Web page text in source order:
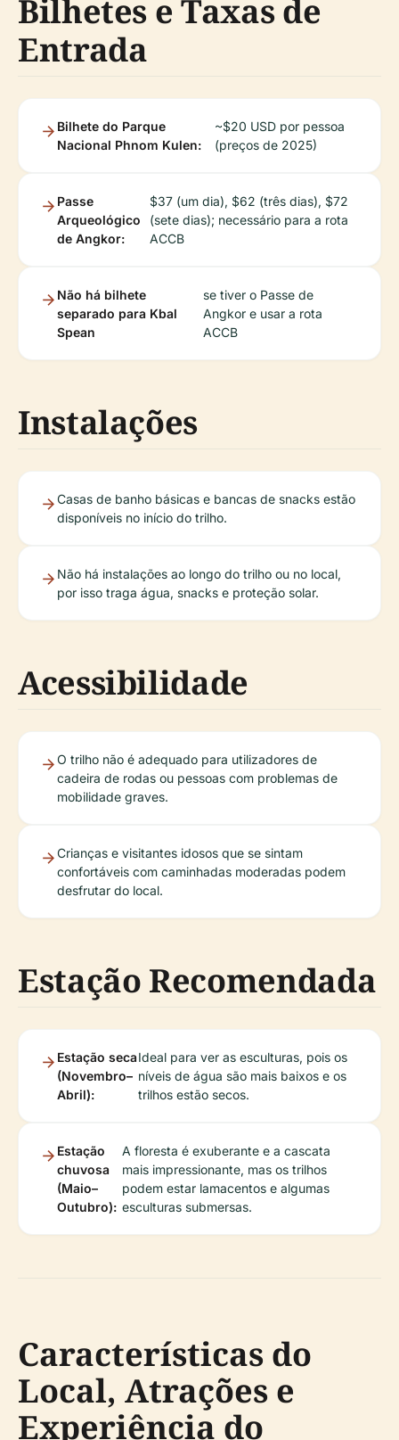
Bilhetes e Taxas de
Entrada
Bilhete do Parque
Nacional Phnom Kulen:
~$20 USD por pessoa
(preços de 2025)
Passe
Arqueológico
de Angkor:
$37 (um dia), $62 (três dias), $72
(sete dias); necessário para a rota
ACCB
Não há bilhete
separado para Kbal
Spean
se tiver o Passe de
Angkor e usar a rota
ACCB
Instalações
Casas de banho básicas e bancas de snacks estão
disponíveis no início do trilho.
Não há instalações ao longo do trilho ou no local,
por isso traga água, snacks e proteção solar.
Acessibilidade
O trilho não é adequado para utilizadores de
cadeira de rodas ou pessoas com problemas de
mobilidade graves.
Crianças e visitantes idosos que se sintam
confortáveis com caminhadas moderadas podem
desfrutar do local.
Estação Recomendada
Estação seca
(Novembro–
Abril):
Ideal para ver as esculturas, pois os
níveis de água são mais baixos e os
trilhos estão secos.
Estação
chuvosa
(Maio–
Outubro):
A floresta é exuberante e a cascata
mais impressionante, mas os trilhos
podem estar lamacentos e algumas
esculturas submersas.
Características do
Local, Atrações e
Experiência do